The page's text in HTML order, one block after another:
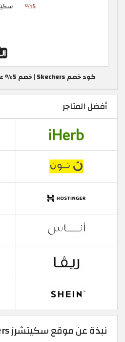
كود خصم Skechers | خصم 5% على المنتجات المخفضة
أفضل المتاجر
نبذة عن موقع سكيتشرز Skechers البحرين